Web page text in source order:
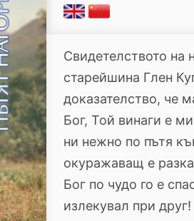
Свидетелството на
старейшина Глен
доказателство, че
Бог, Той винаги е
ни нежно по пътя
окуражаващ е
Бог по чудо го е
излекувал при друг!